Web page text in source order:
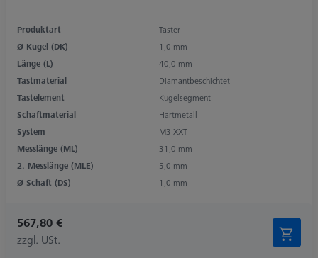
Produktart
Taster
Ø Kugel (DK)
1,0 mm
Länge (L)
40,0 mm
Tastmaterial
Diamantbeschichtet
Tastelement
Kugelsegment
Schaftmaterial
Hartmetall
System
M3 XXT
Messlänge (ML)
31,0 mm
2. Messlänge (MLE)
5,0 mm
Ø Schaft (DS)
1,0 mm
567,80 €
zzgl. USt.